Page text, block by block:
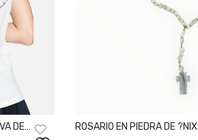
DE
ROSARIO EN PIEDRA DE ?NIX